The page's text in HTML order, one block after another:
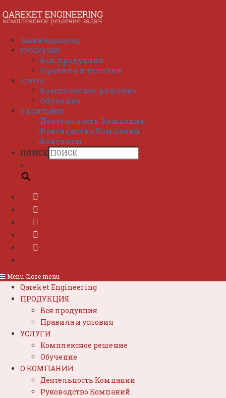
к
содержимому
Qareket Engineering
ПРОДУКЦИЯ
Вся продукция
Правила и условия
УСЛУГИ
Комплексное решение
Обучение
О КОМПАНИИ
Деятельность Компании
Руководство Компаний
Контакты
ПОИСК
×
Menu Close menu
Qareket Engineering
ПРОДУКЦИЯ
Вся продукция
Правила и условия
УСЛУГИ
Комплексное решение
Обучение
О КОМПАНИИ
Деятельность Компании
Руководство Компаний